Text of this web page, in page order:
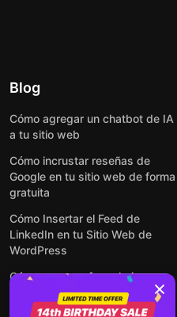
Blog
Cómo agregar un chatbot de IA
a tu sitio web
Cómo incrustar reseñas de
Google en tu sitio web de forma
gratuita
Cómo Insertar el Feed de
LinkedIn en tu Sitio Web de
WordPress
Cómo crear un formulario para
WordPress: de manera simple y
rápida